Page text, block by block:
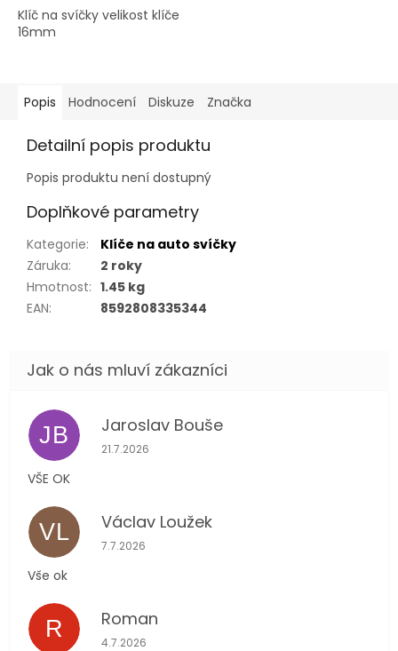
Klíč na svíčky velikost klíče
16mm
Popis Hodnocení Diskuze Značka
Detailní popis produktu
Popis produktu není dostupný
Doplňkové parametry
Kategorie:
Klíče na auto svíčky
Záruka:
2 roky
Hmotnost: 1.45 kg
EAN: 8592808335344
JB Jaroslav Bouše
Hodnocení obchodu je 5 z 5 hvězdiček.
21.7.2026
VŠE OK
VL Václav Loužek
Hodnocení obchodu je 5 z 5 hvězdiček.
7.7.2026
Vše ok
R Roman
Hodnocení obchodu je 5 z 5 hvězdiček.
4.7.2026